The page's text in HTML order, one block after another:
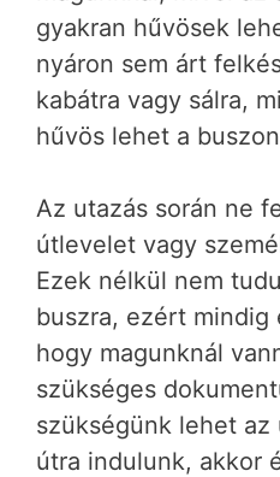
gyakran hűvösek
nyáron sem árt
kabátra vagy sálra,
hűvös lehet a
Az utazás során ne
útlevelet vagy
Ezek nélkül nem
buszra, ezért mindig
hogy magunknál
szükséges
szükségünk lehet az
útra indulunk, akkor